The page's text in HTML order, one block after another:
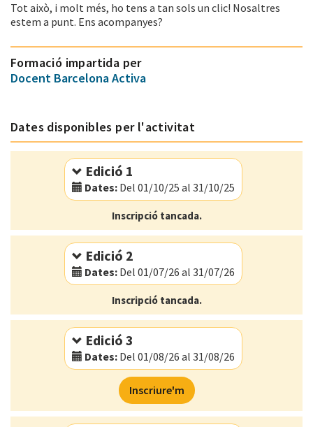
Tot això, i molt més, ho tens a tan sols un clic! Nosaltres
estem a punt. Ens acompanyes?
Formació impartida per
Docent Barcelona Activa
Dates disponibles per l'activitat
Edició 1
Dates:Del 01/10/25 al 31/10/25
Modalitat:Online
Idioma:Català
Inscripció tancada.
Edició 2
Dates:Del 01/07/26 al 31/07/26
Modalitat:Online
Idioma:Català
Inscripció tancada.
Edició 3
Dates:Del 01/08/26 al 31/08/26
Modalitat:
Online
Idioma: Català
Inscriure'm